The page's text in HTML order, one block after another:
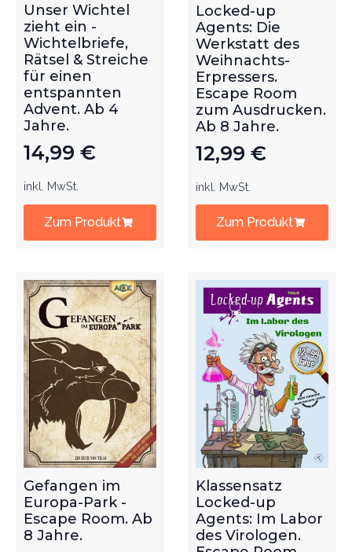
Unser Wichtel
zieht ein -
Wichtelbriefe,
Rätsel & Streiche
für einen
entspannten
Advent. Ab 4
Jahre.
14,99 €
inkl. MwSt.
Zum Produkt
Locked-up
Agents: Die
Werkstatt des
Weihnachts-
Erpressers.
Escape Room
zum Ausdrucken.
Ab 8 Jahre.
12,99 €
inkl. MwSt.
Zum Produkt
Gefangen im
Europa-Park -
Escape Room. Ab
8 Jahre.
Klassensatz
Locked-up
Agents: Im Labor
des Virologen.